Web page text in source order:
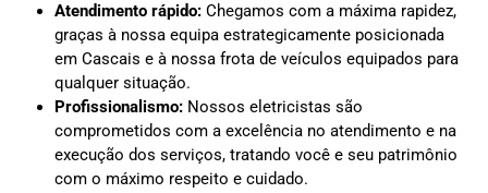
Atendimento rápido: Chegamos com a máxima rapidez,
graças à nossa equipa estrategicamente posicionada
em Cascais e à nossa frota de veículos equipados para
qualquer situação.
Profissionalismo: Nossos eletricistas são
comprometidos com a excelência no atendimento e na
execução dos serviços, tratando você e seu patrimônio
com o máximo respeito e cuidado.